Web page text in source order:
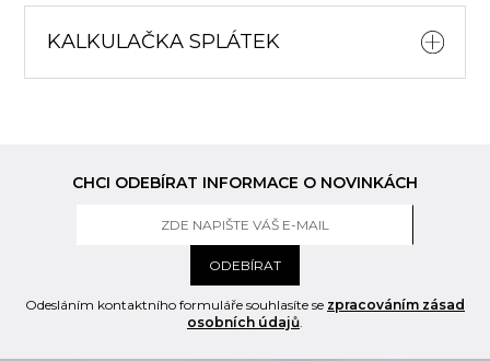
KALKULAČKA SPLÁTEK
CHCI ODEBÍRAT INFORMACE O NOVINKÁCH
ODEBÍRAT
Odesláním kontaktního formuláře souhlasíte se zpracováním zásad
osobních údajů